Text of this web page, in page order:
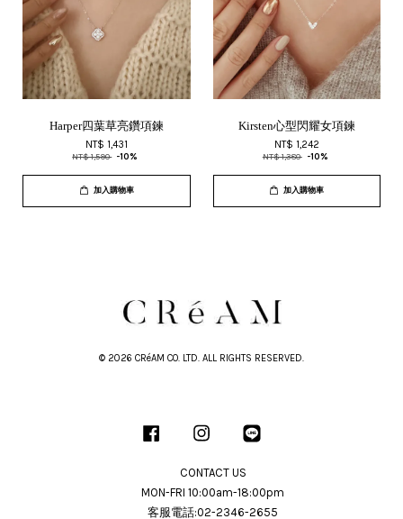
Harper四葉草亮鑽項鍊
NT$ 1,431
NT$ 1,590 -10%
加入購物車
Kirsten心型閃耀女項鍊
NT$ 1,242
NT$ 1,380 -10%
加入購物車
© 2026 CRéAM CO. LTD. ALL RIGHTS RESERVED.
Facebook Instagram
CONTACT US
MON-FRI 10:00am-18:00pm
客服電話:02-2346-2655